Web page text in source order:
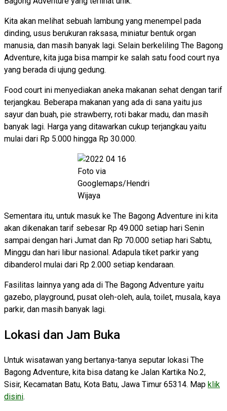
Kita akan melihat sebuah lambung yang menempel pada
dinding, usus berukuran raksasa, miniatur bentuk organ
manusia, dan masih banyak lagi. Selain berkeliling The Bagong
Adventure, kita juga bisa mampir ke salah satu food court nya
yang berada di ujung gedung.
Food court ini menyediakan aneka makanan sehat dengan tarif
terjangkau. Beberapa makanan yang ada di sana yaitu jus
sayur dan buah, pie strawberry, roti bakar madu, dan masih
banyak lagi. Harga yang ditawarkan cukup terjangkau yaitu
mulai dari Rp 5.000 hingga Rp 30.000.
Foto via
Googlemaps/Hendri
Wijaya
Sementara itu, untuk masuk ke The Bagong Adventure ini kita
akan dikenakan tarif sebesar Rp 49.000 setiap hari Senin
sampai dengan hari Jumat dan Rp 70.000 setiap hari Sabtu,
Minggu dan hari libur nasional. Adapula tiket parkir yang
dibanderol mulai dari Rp 2.000 setiap kendaraan.
Fasilitas lainnya yang ada di The Bagong Adventure yaitu
gazebo, playground, pusat oleh-oleh, aula, toilet, musala, kaya
parkir, dan masih banyak lagi.
Lokasi dan Jam Buka
Untuk wisatawan yang bertanya-tanya seputar lokasi The
Bagong Adventure, kita bisa datang ke Jalan Kartika No.2,
Sisir, Kecamatan Batu, Kota Batu, Jawa Timur 65314. Map klik
disini.